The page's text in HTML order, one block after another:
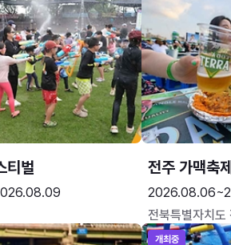
티벌 전주 가맥축
전북특별자치도
개최중